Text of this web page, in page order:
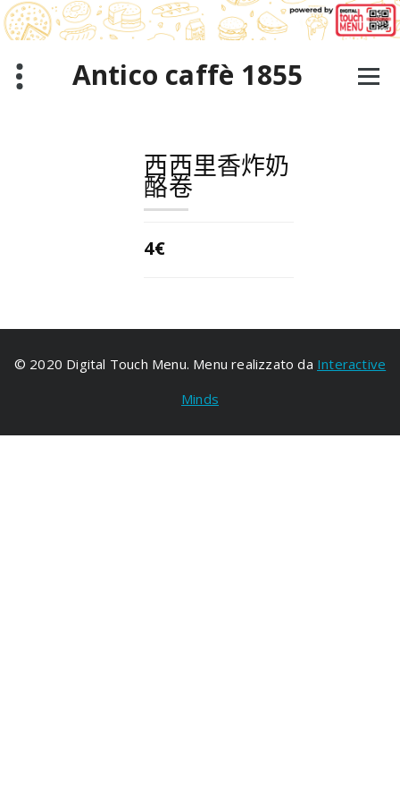
跳
至
正
Antico caffè 1855
西西里香炸奶
酪卷
4€
© 2020 Digital Touch Menu. Menu realizzato da Interactive
Minds